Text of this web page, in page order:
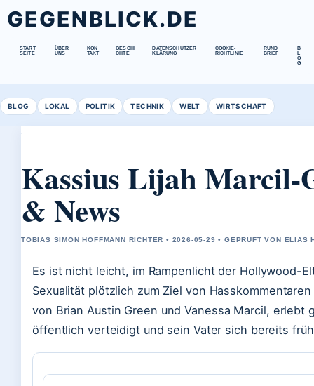
GEGENBLICK.DE
START
SEITE
ÜBER
UNS
KON
TAKT
GESCHI
CHTE
DATENSCHUTZER
KLÄRUNG
COOKIE-
RICHTLINIE
RUND
BRIEF
B
O
G
BLOG LOKAL POLITIK TECHNIK WELT WIRTSCHAFT
Kassius Lijah Marcil-
& News
TOBIAS SIMON HOFFMANN RICHTER • 2026-05-29 • GEPRUFT VON ELIAS
Es ist nicht leicht, im Rampenlicht der Hollywood-
Sexualität plötzlich zum Ziel von
von Brian Austin Green und Vanessa Marcil,
öffentlich verteidigt und sein Vater sich bereits